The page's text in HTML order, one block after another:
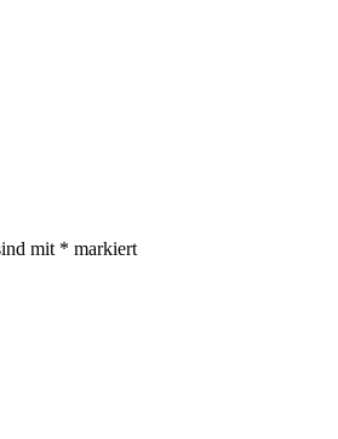
mit * markiert